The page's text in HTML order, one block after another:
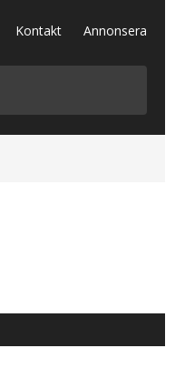
Kontakt Annonsera